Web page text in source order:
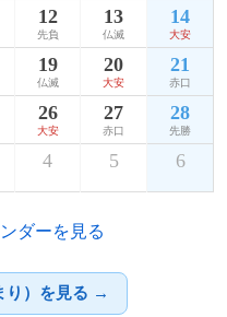
12
先負
13
仏滅
14
大安
19
仏滅
20
大安
21
赤口
26
大安
27
赤口
28
先勝
4 5 6
ダーを見る
り）を見る →